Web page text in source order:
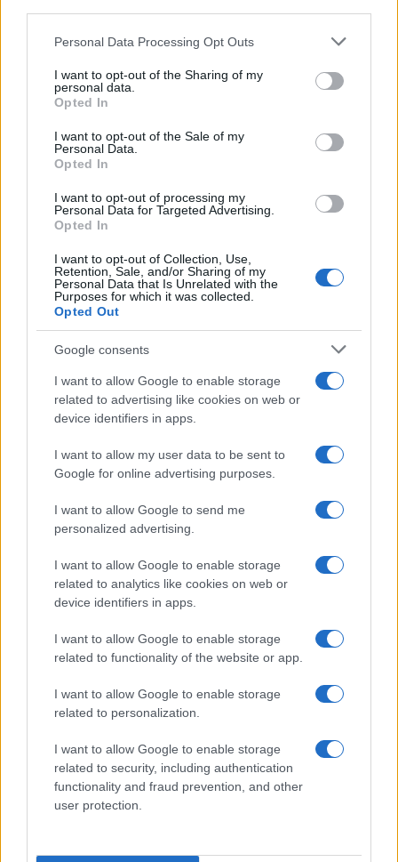
This information may also be disclosed by us to third parties
disclose it to other third parties.
Please note that this website/app uses one or more Google
services and may gather and store information including but
not limited to your visit or usage behaviour. You may click to
grant or deny consent to Google and its third-party tags to
consent section.
Personal Data Processing Opt Outs
I want to opt-out of the Sharing of my
personal data.
Opted In
I want to opt-out of the Sale of my
Personal Data.
Opted In
I want to opt-out of processing my
Personal Data for Targeted Advertising.
Opted In
I want to opt-out of Collection, Use,
Retention, Sale, and/or Sharing of my
Personal Data that Is Unrelated with the
Purposes for which it was collected.
Opted Out
Google consents
I want to allow Google to enable storage
related to advertising like cookies on web or
device identifiers in apps.
I want to allow my user data to be sent to
Google for online advertising purposes.
I want to allow Google to send me
personalized advertising.
I want to allow Google to enable storage
related to analytics like cookies on web or
device identifiers in apps.
I want to allow Google to enable storage
related to functionality of the website or app.
I want to allow Google to enable storage
related to personalization.
I want to allow Google to enable storage
related to security, including authentication
functionality and fraud prevention, and other
user protection.